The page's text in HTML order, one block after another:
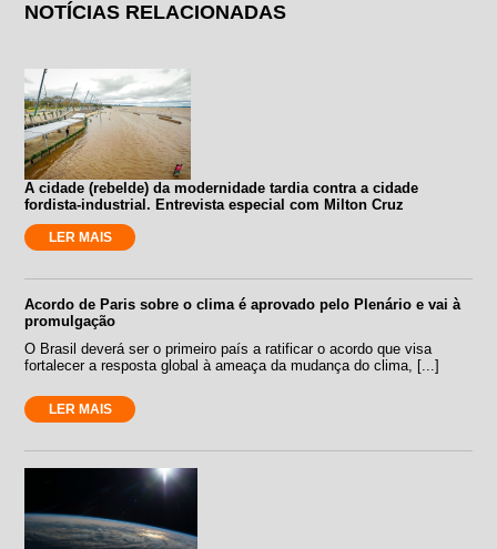
NOTÍCIAS RELACIONADAS
A cidade (rebelde) da modernidade tardia contra a cidade
fordista-industrial. Entrevista especial com Milton Cruz
LER MAIS
Acordo de Paris sobre o clima é aprovado pelo Plenário e vai à
promulgação
O Brasil deverá ser o primeiro país a ratificar o acordo que visa
fortalecer a resposta global à ameaça da mudança do clima, [...]
LER MAIS